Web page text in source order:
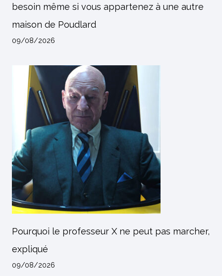
besoin même si vous appartenez à une autre
maison de Poudlard
09/08/2026
Pourquoi le professeur X ne peut pas marcher,
expliqué
09/08/2026